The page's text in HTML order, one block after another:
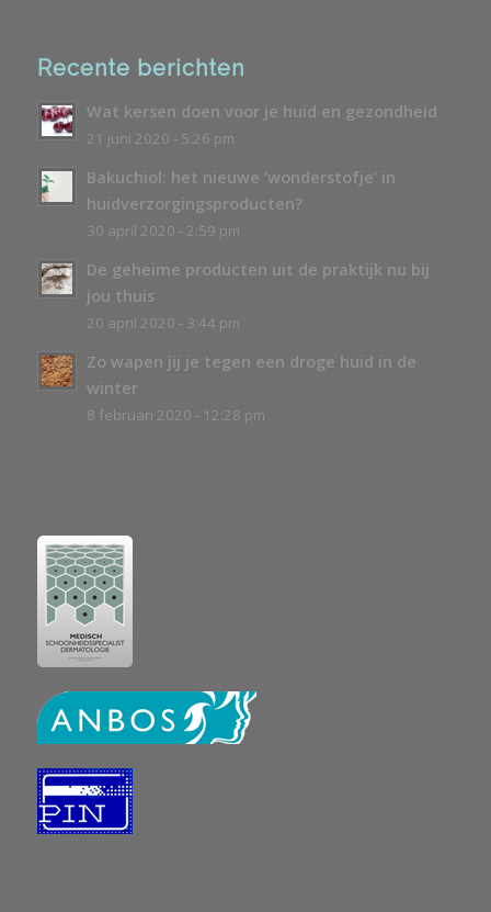
Recente berichten
Wat kersen doen voor je huid en gezondheid
21 juni 2020 - 5:26 pm
Bakuchiol: het nieuwe ‘wonderstofje’ in
huidverzorgingsproducten?
30 april 2020 - 2:59 pm
De geheime producten uit de praktijk nu bij
jou thuis
20 april 2020 - 3:44 pm
Zo wapen jij je tegen een droge huid in de
winter
8 februari 2020 - 12:28 pm